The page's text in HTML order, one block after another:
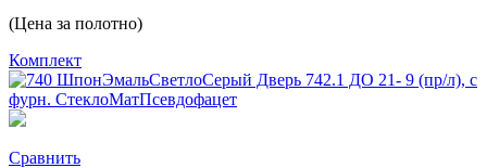
(Цена за полотно)
Комплект
Сравнить